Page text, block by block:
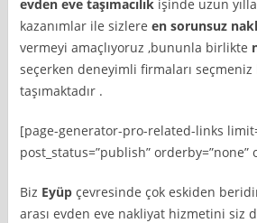
evden eve taşımacılık işinde uzun
kazanımlar ile sizlereen sorunsuz
vermeyi amaçlıyoruz ,bununla birlikte
seçerken deneyimli firmaları
taşımaktadır .
[page-generator-pro-related-links
post_status=”publish” orderby=”none”
Biz Eyüp çevresinde çok eskiden
arası evden eve nakliyat hizmetini siz